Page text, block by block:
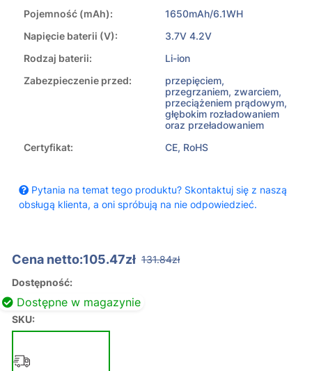
Pojemność (mAh):
1650mAh/6.1WH
Napięcie baterii (V):
3.7V 4.2V
Rodzaj baterii:
Li-ion
Zabezpieczenie przed:
przepięciem,
przegrzaniem, zwarciem,
przeciążeniem prądowym,
głębokim rozładowaniem
oraz przeładowaniem
Certyfikat:
CE, RoHS
Pytania na temat tego produktu? Skontaktuj się z naszą
obsługą klienta, a oni spróbują na nie odpowiedzieć.
Cena netto:105.47zł 131.84zł
Dostępność:
Dostępne w magazynie
SKU: